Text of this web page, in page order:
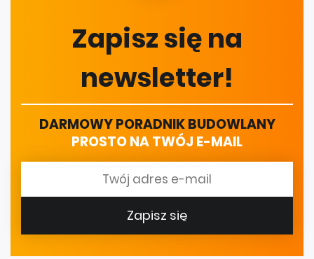
Zapisz się na
newsletter!
DARMOWY PORADNIK BUDOWLANY
PROSTO NA TWÓJ E-MAIL
Zapisz się